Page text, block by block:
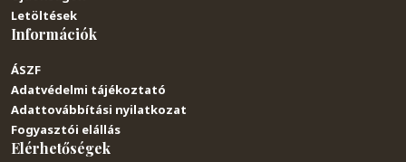
Letöltések
Információk
ÁSZF
Adatvédelmi tájékoztató
Adattovábbítási nyilatkozat
Fogyasztói elállás
Elérhetőségek